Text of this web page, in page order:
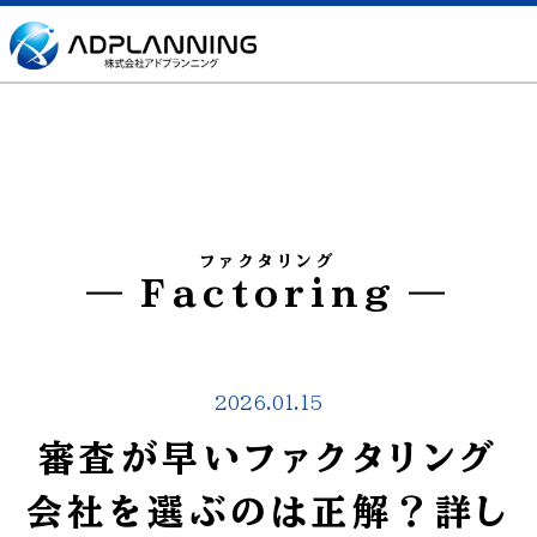
ファクタリング
Factoring
2026.01.15
審査が早いファクタリング
会社を選ぶのは正解？詳し